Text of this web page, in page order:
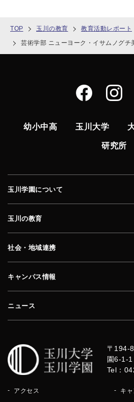
TOP 玉川の教育
教育活動レポート
芸術学部 ニューヨーク・イサムノグチ
幼小中高 玉川大学
研究所
玉川学園について
玉川の教育
社会・地域連携
キャンパス情報
ニュース
〒194-
園6-1-1
Tel：
アクセス キ